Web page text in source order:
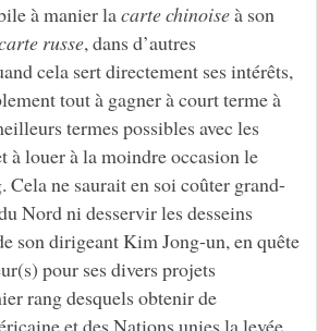
à manier lacarte chinoiseà son
russe, dans d’autres
cela sert directement ses intérêts,
tout à gagner à court terme à
termes possibles avec les
à louer à la moindre occasion le
ne saurait en soi coûter grand-
Nord ni desservir les desseins
son dirigeant Kim Jong-un, en quête
pour ses divers projets
rang desquels obtenir de